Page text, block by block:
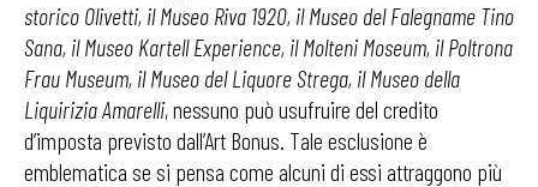
storico Olivetti, il Museo Riva 1920, il Museo del Falegname Tino
Sana, il Museo Kartell Experience, il Molteni Moseum, il Poltrona
Frau Museum, il Museo del Liquore Strega, il Museo della
Liquirizia Amarelli, nessuno può usufruire del credito
d’imposta previsto dall’Art Bonus. Tale esclusione è
emblematica se si pensa come alcuni di essi attraggono più